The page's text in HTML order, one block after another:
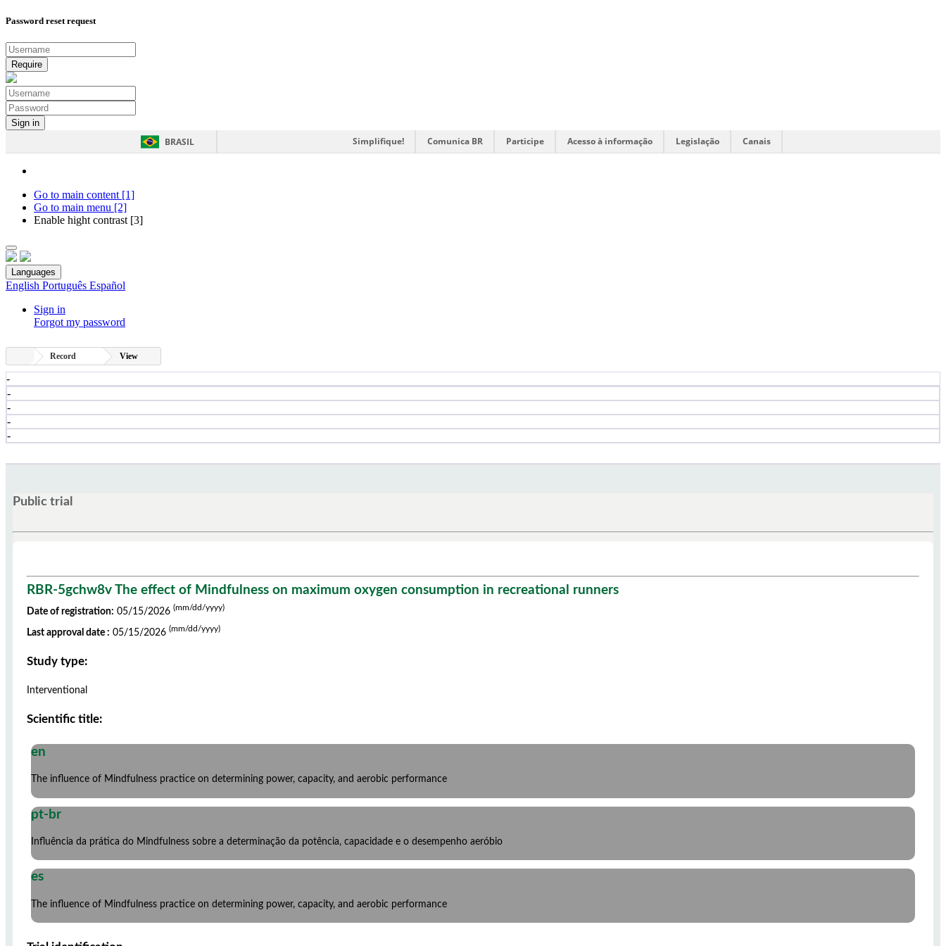
Password reset request
BRASIL Simplifique! Comunica BR Participe Acesso à informação Legislação Canais
Go to main content [1]
Go to main menu [2]
Enable hight contrast [3]
Languages
English Português Español
Sign in
Forgot my password
Record View
-
-
-
-
-
Public trial
RBR-5gchw8v The effect of Mindfulness on maximum oxygen consumption in recreational runners
Date of registration: 05/15/2026 (mm/dd/yyyy)
Last approval date : 05/15/2026 (mm/dd/yyyy)
Study type:
Interventional
Scientific title:
en
The influence of Mindfulness practice on determining power, capacity, and aerobic performance
pt-br
Influência da prática do Mindfulness sobre a determinação da potência, capacidade e o desempenho aeróbio
es
The influence of Mindfulness practice on determining power, capacity, and aerobic performance